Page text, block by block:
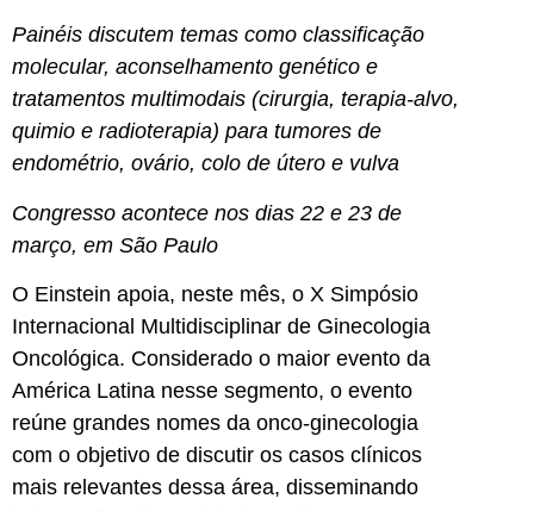
Painéis discutem temas como classificação
molecular, aconselhamento genético e
tratamentos multimodais (cirurgia, terapia-alvo,
quimio e radioterapia) para tumores de
endométrio, ovário, colo de útero e vulva
Congresso acontece nos dias 22 e 23 de
março, em São Paulo
O Einstein apoia, neste mês, o X Simpósio
Internacional Multidisciplinar de Ginecologia
Oncológica. Considerado o maior evento da
América Latina nesse segmento, o evento
reúne grandes nomes da onco-ginecologia
com o objetivo de discutir os casos clínicos
mais relevantes dessa área, disseminando